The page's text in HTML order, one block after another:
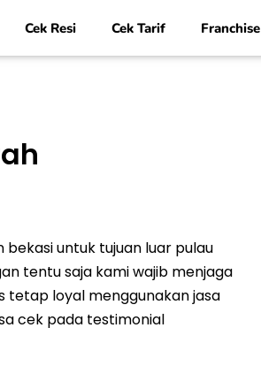
Cek Resi Cek Tarif Franchise
untuk tujuan luar pulau
tentu saja kami wajib menjaga
tetap loyal menggunakan jasa
cek pada testimonial